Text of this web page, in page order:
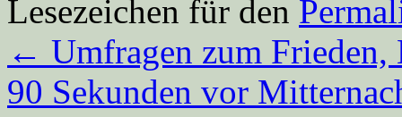
Lesezeichen für den
← Umfragen zum
90 Sekunden vor